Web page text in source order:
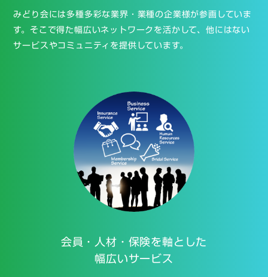
みどり会には多種多彩な業界・業種の企業様が参画していま
す。そこで得た幅広いネットワークを活かして、他にはない
サービスやコミュニティを提供しています。
会員・人材・保険を軸とした
幅広いサービス